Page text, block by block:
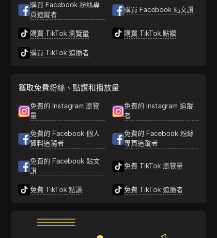
購買 Facebook 粉絲專
頁追蹤者
購買 Facebook 貼文讚
購買 TikTok 瀏覽量 購買 TikTok 點讚
購買 TikTok 追隨者
獲取免費粉絲、點讚和播放量
免費的 Instagram 瀏覽
量
免費的 Instagram 追蹤
者
免費的 Facebook 個人
資料追隨者
免費的 Facebook 粉絲
專頁追蹤者
免費的 Facebook 貼文
讚
免費 TikTok 瀏覽量
免費 TikTok 點讚 免費 TikTok 追隨者